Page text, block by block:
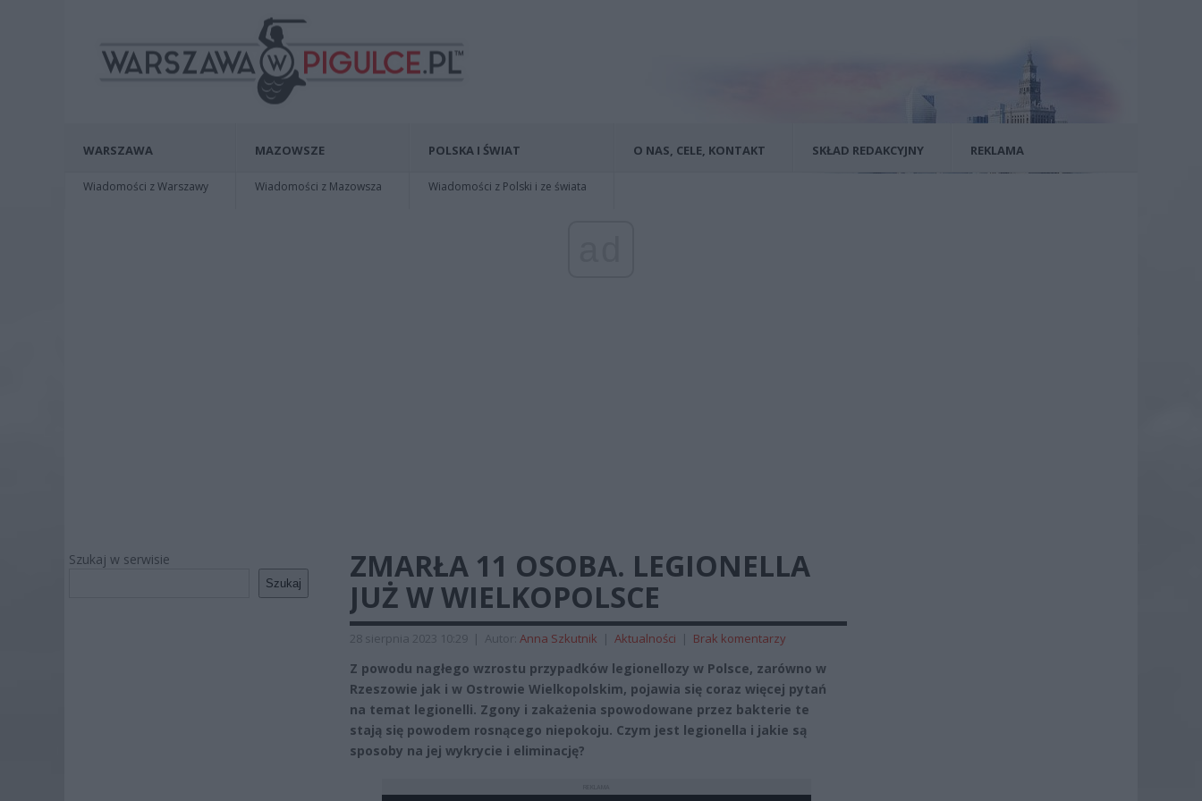
WARSZAWA
Wiadomości z Warszawy
MAZOWSZE
Wiadomości z Mazowsza
POLSKA I ŚWIAT
Wiadomości z Polski i ze świata
O NAS, CELE, KONTAKT SKŁAD REDAKCYJNY REKLAMA
Szukaj w serwisie
Szukaj
ZMARŁA 11 OSOBA. LEGIONELLA
JUŻ W WIELKOPOLSCE
28 sierpnia 2023 10:29 | Autor: Anna Szkutnik | Aktualności | Brak komentarzy
Z powodu nagłego wzrostu przypadków legionellozy w Polsce, zarówno w
Rzeszowie jak i w Ostrowie Wielkopolskim, pojawia się coraz więcej pytań
na temat legionelli. Zgony i zakażenia spowodowane przez bakterie te
stają się powodem rosnącego niepokoju. Czym jest legionella i jakie są
sposoby na jej wykrycie i eliminację?